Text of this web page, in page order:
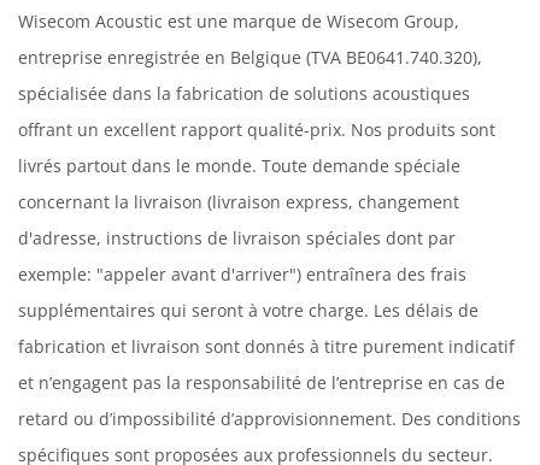
Wisecom Acoustic est une marque de Wisecom Group,
entreprise enregistrée en Belgique (TVA BE0641.740.320),
spécialisée dans la fabrication de solutions acoustiques
offrant un excellent rapport qualité-prix. Nos produits sont
livrés partout dans le monde. Toute demande spéciale
concernant la livraison (livraison express, changement
d'adresse, instructions de livraison spéciales dont par
exemple: "appeler avant d'arriver") entraînera des frais
supplémentaires qui seront à votre charge. Les délais de
fabrication et livraison sont donnés à titre purement indicatif
et n’engagent pas la responsabilité de l’entreprise en cas de
retard ou d’impossibilité d’approvisionnement. Des conditions
spécifiques sont proposées aux professionnels du secteur.